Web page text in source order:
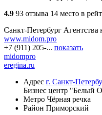
4.9 93 отзыва 14 место в
Санкт-Петербург Агентства
www.midom.pro
+7 (911) 205-... показать
midompro
eregina.ru
Адрес г. Санкт-
Бизнес центр "Белый
Метро Чёрная речка
Район Приморский